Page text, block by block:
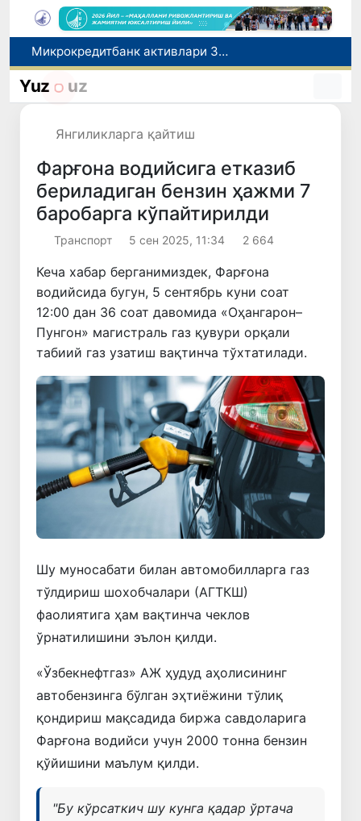
Малайзия Марказий Осиёда тиббий туризм йўналиши сифатидаги мавқеини мустаҳкамламоқда
Польшадаги элчихона кўмагида она ва бола Ватанга қайтарилди
Yuz uz
Янгиликларга қайтиш
Фарғона водийсига етказиб
бериладиган бензин ҳажми 7
баробарга кўпайтирилди
Транспорт 5 сен 2025, 11:34 2 664
Кеча хабар берганимиздек, Фарғона
водийсида бугун, 5 сентябрь куни соат
12:00 дан 36 соат давомида «Оҳангарон–
Пунгон» магистраль газ қувури орқали
табиий газ узатиш вақтинча тўхтатилади.
Шу муносабати билан автомобилларга газ
тўлдириш шохобчалари (АГТКШ)
фаолиятига ҳам вақтинча чеклов
ўрнатилишини эълон қилди.
«Ўзбекнефтгаз» АЖ ҳудуд аҳолисининг
автобензинга бўлган эҳтиёжини тўлиқ
қондириш мақсадида биржа савдоларига
Фарғона водийси учун 2000 тонна бензин
қўйишини маълум қилди.
"Бу кўрсаткич шу кунга қадар ўртача